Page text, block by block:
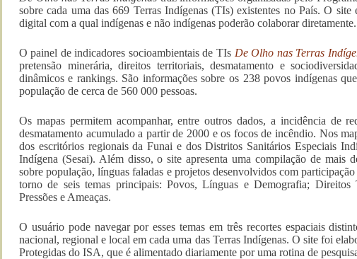
sobre cada uma das 669 Terras Indígenas (TIs) existentes no País. O
digital com a qual indígenas e não indígenas poderão colaborar diretamente.
O painel de indicadores socioambientais de TIs De Olho nas Terras
pretensão minerária, direitos territoriais, desmatamento e
dinâmicos e rankings. São informações sobre os 238 povos indígenas
população de cerca de 560 000 pessoas.
Os mapas permitem acompanhar, entre outros dados, a incidência de
desmatamento acumulado a partir de 2000 e os focos de incêndio. Nos
dos escritórios regionais da Funai e dos Distritos Sanitários Especiais
Indígena (Sesai). Além disso, o site apresenta uma compilação de mais
sobre população, línguas faladas e projetos desenvolvidos com
torno de seis temas principais: Povos, Línguas e Demografia; Direitos
Pressões e Ameaças.
O usuário pode navegar por esses temas em três recortes espaciais
nacional, regional e local em cada uma das Terras Indígenas. O site foi
Protegidas do ISA, que é alimentado diariamente por uma rotina de